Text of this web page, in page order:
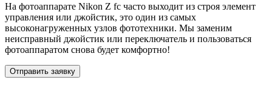
На фотоаппарате Nikon Z fc часто выходит из строя элемент
управления или джойстик, это один из самых
высоконагруженных узлов фототехники. Мы заменим
неисправный джойстик или переключатель и пользоваться
фотоаппаратом снова будет комфортно!
Отправить заявку